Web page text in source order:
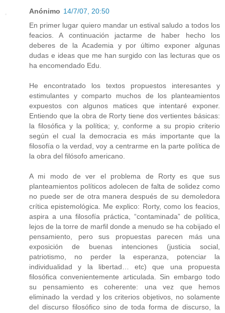
Anónimo 14/7/07, 20:50
En primer lugar quiero mandar un estival saludo a todos los
feacios. A continuación jactarme de haber hecho los
deberes de la Academia y por último exponer algunas
dudas e ideas que me han surgido con las lecturas que os
ha encomendado Edu.
He encontratado los textos propuestos interesantes y
estimulantes y comparto muchos de los planteamientos
expuestos con algunos matices que intentaré exponer.
Entiendo que la obra de Rorty tiene dos vertientes básicas:
la filosófica y la política; y, conforme a su propio criterio
según el cual la democracia es más importante que la
filosofía o la verdad, voy a centrarme en la parte política de
la obra del filósofo americano.
A mi modo de ver el problema de Rorty es que sus
planteamientos políticos adolecen de falta de solidez como
no puede ser de otra manera después de su demoledora
crítica epistemológica. Me explico: Rorty, como los feacios,
aspira a una filosofía práctica, “contaminada” de política,
lejos de la torre de marfil donde a menudo se ha cobijado el
pensamiento, pero sus propuestas parecen más una
exposición de buenas intenciones (justicia social,
patriotismo, no perder la esperanza, potenciar la
individualidad y la libertad… etc) que una propuesta
filosófica convenientemente articulada. Sin embargo todo
su pensamiento es coherente: una vez que hemos
eliminado la verdad y los criterios objetivos, no solamente
del discurso filosófico sino de toda forma de discurso, la